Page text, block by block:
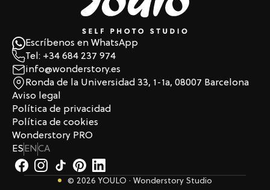
Escríbenos en WhatsApp
Tel: +34 684 237 974
info@wonderstory.es
Ronda de la Universidad 33, 1-1a, 08007 Barcelona
Aviso legal
Política de privacidad
Política de cookies
Wonderstory PRO
ESENCA
© 2026 YOULO · Wonderstory Studio